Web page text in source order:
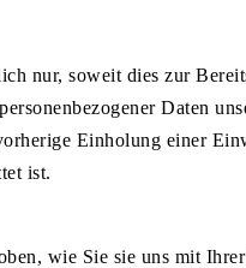
nur, soweit dies zur
Daten
Einholung einer
ist.
wie Sie sie uns mit